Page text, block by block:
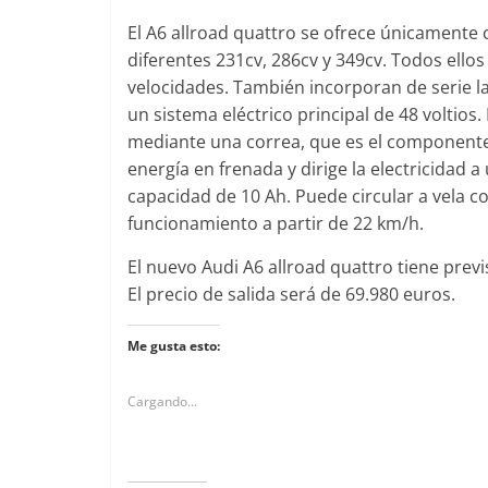
El A6 allroad quattro se ofrece
diferentes 231cv, 286cv y 349cv. Todos
velocidades. También incorporan de serie
un sistema eléctrico principal de 48
mediante una correa, que es el
energía en frenada y dirige la electricidad
capacidad de 10 Ah. Puede circular a vela
funcionamiento a partir de 22 km/h.
El nuevo Audi A6 allroad quattro tiene
El precio de salida será de 69.980 euros.
Me gusta esto:
Cargando...